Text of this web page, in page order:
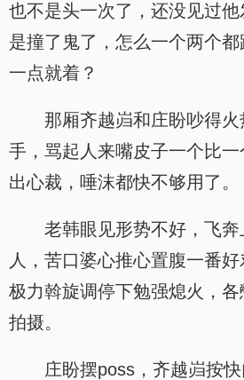
也不是头一次了，还没见过
是撞了鬼了，怎么一个两个都
一点就着？
那厢齐越岿和庄盼吵得
手，骂起人来嘴皮子一个比一
出心裁，唾沫都快不够用了。
老韩眼见形势不好，飞
人，苦口婆心推心置腹一番
极力斡旋调停下勉强熄火，
拍摄。
庄盼摆poss，齐越岿按